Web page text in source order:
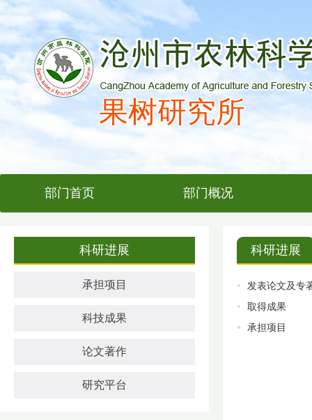
果树研究所
部门首页 部门概况
科研进展
承担项目
科技成果
论文著作
研究平台
科研进展
发表论文及专
取得成果
承担项目